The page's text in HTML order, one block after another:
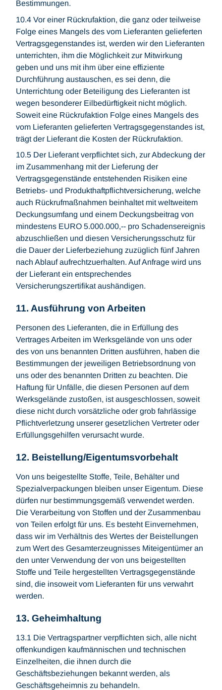
Bestimmungen.
10.4 Vor einer Rückrufaktion, die ganz oder teilweise
Folge eines Mangels des vom Lieferanten gelieferten
Vertragsgegenstandes ist, werden wir den Lieferanten
unterrichten, ihm die Möglichkeit zur Mitwirkung
geben und uns mit ihm über eine effiziente
Durchführung austauschen, es sei denn, die
Unterrichtung oder Beteiligung des Lieferanten ist
wegen besonderer Eilbedürftigkeit nicht möglich.
Soweit eine Rückrufaktion Folge eines Mangels des
vom Lieferanten gelieferten Vertragsgegenstandes ist,
trägt der Lieferant die Kosten der Rückrufaktion.
10.5 Der Lieferant verpflichtet sich, zur Abdeckung der
im Zusammenhang mit der Lieferung der
Vertragsgegenstände entstehenden Risiken eine
Betriebs- und Produkthaftpflichtversicherung, welche
auch Rückrufmaßnahmen beinhaltet mit weltweitem
Deckungsumfang und einem Deckungsbeitrag von
mindestens EURO 5.000.000,-- pro Schadensereignis
abzuschließen und diesen Versicherungsschutz für
die Dauer der Lieferbeziehung zuzüglich fünf Jahren
nach Ablauf aufrechtzuerhalten. Auf Anfrage wird uns
der Lieferant ein entsprechendes
Versicherungszertifikat aushändigen.
11. Ausführung von Arbeiten
Personen des Lieferanten, die in Erfüllung des
Vertrages Arbeiten im Werksgelände von uns oder
des von uns benannten Dritten ausführen, haben die
Bestimmungen der jeweiligen Betriebsordnung von
uns oder des benannten Dritten zu beachten. Die
Haftung für Unfälle, die diesen Personen auf dem
Werksgelände zustoßen, ist ausgeschlossen, soweit
diese nicht durch vorsätzliche oder grob fahrlässige
Pflichtverletzung unserer gesetzlichen Vertreter oder
Erfüllungsgehilfen verursacht wurde.
12. Beistellung/Eigentumsvorbehalt
Von uns beigestellte Stoffe, Teile, Behälter und
Spezialverpackungen bleiben unser Eigentum. Diese
dürfen nur bestimmungsgemäß verwendet werden.
Die Verarbeitung von Stoffen und der Zusammenbau
von Teilen erfolgt für uns. Es besteht Einvernehmen,
dass wir im Verhältnis des Wertes der Beistellungen
zum Wert des Gesamterzeugnisses Miteigentümer an
den unter Verwendung der von uns beigestellten
Stoffe und Teile hergestellten Vertragsgegenstände
sind, die insoweit vom Lieferanten für uns verwahrt
werden.
13. Geheimhaltung
13.1 Die Vertragspartner verpflichten sich, alle nicht
offenkundigen kaufmännischen und technischen
Einzelheiten, die ihnen durch die
Geschäftsbeziehungen bekannt werden, als
Geschäftsgeheimnis zu behandeln.